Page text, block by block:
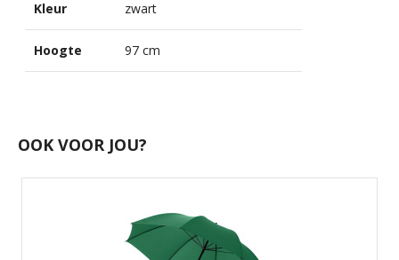
Kleur zwart
Hoogte 97 cm
OOK VOOR JOU?